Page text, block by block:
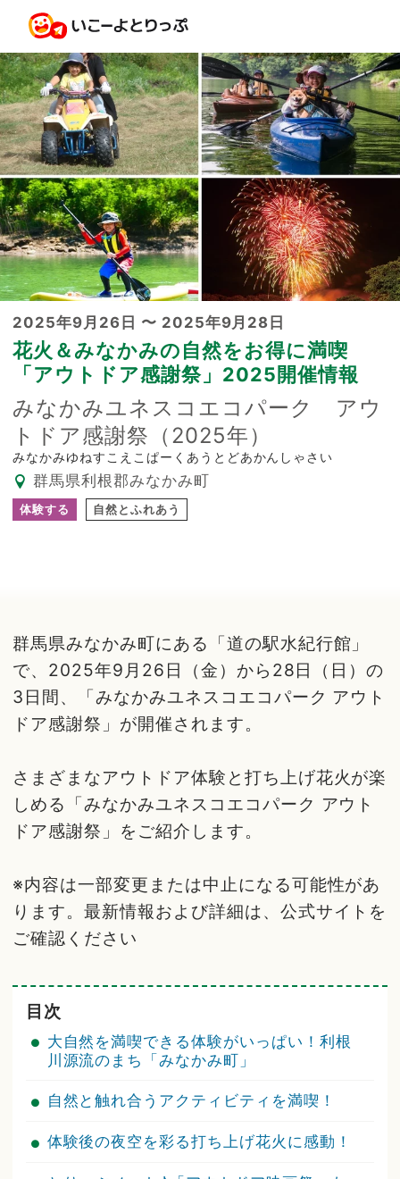
2025年9月26日 〜 2025年9月28日
花火＆みなかみの自然をお得に満喫
「アウトドア感謝祭」2025開催情報
みなかみユネスコエコパーク アウ
トドア感謝祭（2025年）
みなかみゆねすこえこぱーくあうとどあかんしゃさい
群馬県利根郡みなかみ町
体験する 自然とふれあう
群馬県みなかみ町にある「道の駅水紀行館」
で、2025年9月26日（金）から28日（日）の
3日間、「みなかみユネスコエコパーク アウト
ドア感謝祭」が開催されます。
さまざまなアウトドア体験と打ち上げ花火が楽
しめる「みなかみユネスコエコパーク アウト
ドア感謝祭」をご紹介します。
※内容は一部変更または中止になる可能性があ
ります。最新情報および詳細は、公式サイトを
ご確認ください
目次
大自然を満喫できる体験がいっぱい！利根
川源流のまち「みなかみ町」
自然と触れ合うアクティビティを満喫！
体験後の夜空を彩る打ち上げ花火に感動！